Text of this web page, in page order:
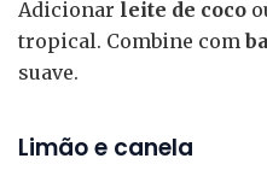
Adicionar leite de coco
tropical. Combine com
suave.
Limão e canela